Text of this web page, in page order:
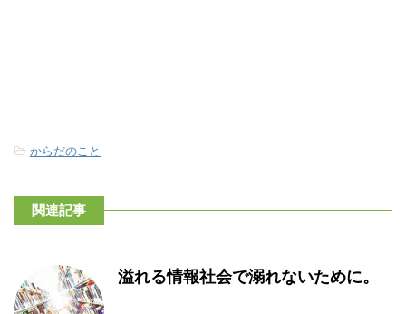
-からだのこと
関連記事
溢れる情報社会で溺れないために。